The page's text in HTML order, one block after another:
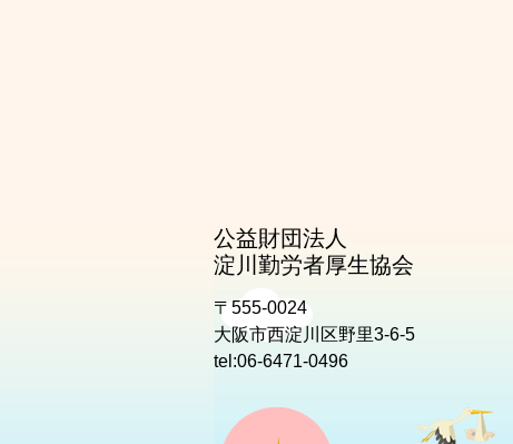
公益財団法人
淀川勤労者厚生協会
〒555-0024
大阪市西淀川区野里3-6-5
tel:06-6471-0496